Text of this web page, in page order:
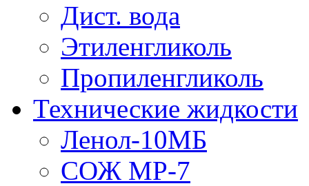
Дист. вода
Этиленгликоль
Пропиленгликоль
Технические жидкости
Ленол-10МБ
СОЖ МР-7